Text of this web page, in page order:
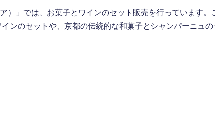
）」では、お菓子とワインのセット販売を行っています
ンのセットや、京都の伝統的な和菓子とシャンパーニュの